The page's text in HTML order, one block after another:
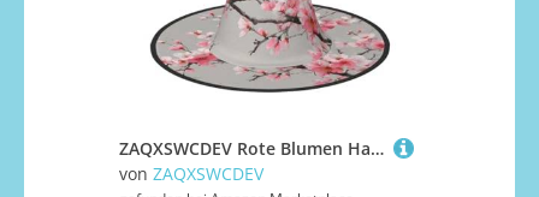
ZAQXSWCDEV Rote Blumen Halloween Hut - Gruseliges Partykostüm-Accessoire mit Volldruck-Design - Leichter faltbarer Hexenhut für Halloween, Karneval, Maskerade & Rollenspiel-Events
von ZAQXSWCDEV